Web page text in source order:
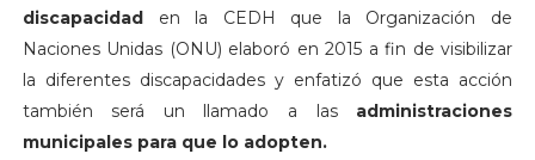
discapacidad en la CEDH que la Organización de
Naciones Unidas (ONU) elaboró en 2015 a fin de visibilizar
la diferentes discapacidades y enfatizó que esta acción
también será un llamado a las administraciones
municipales para que lo adopten.